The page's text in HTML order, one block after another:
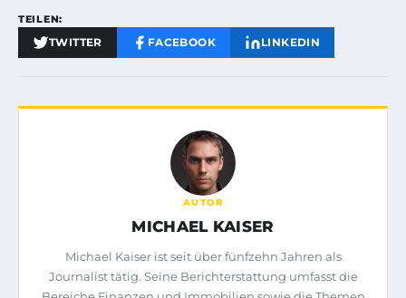
TEILEN:
TWITTER FACEBOOK LINKEDIN
AUTOR
MICHAEL KAISER
Michael Kaiser ist seit über fünfzehn Jahren als
Journalist tätig. Seine Berichterstattung umfasst die